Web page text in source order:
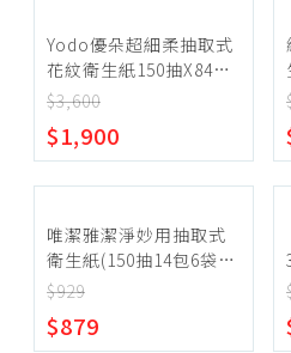
Yodo優朵超細柔抽取式
花紋衛生紙150抽X84包/
箱X2
$3,600
$1,900
唯潔雅潔淨妙用抽取式
衛生紙(150抽14包6袋/
箱)
$929
$879